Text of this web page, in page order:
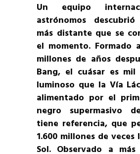
Un equipo
astrónomos
más distante que se
el momento. Formado
millones de años
Bang, el cuásar es mil
luminoso que la Vía
alimentado por el
negro supermasivo
tiene referencia, que
1.600 millones de veces
Sol. Observado a